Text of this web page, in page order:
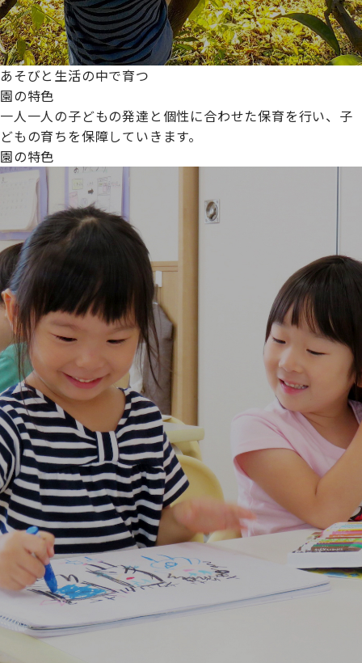
あそびと生活の中で育つ
園の特色
一人一人の子どもの発達と個性に合わせた保育を行い、子
どもの育ちを保障していきます。
園の特色